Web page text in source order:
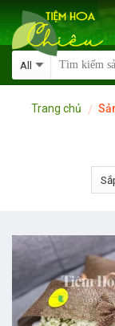
Skip
to
content
Trang chủ /